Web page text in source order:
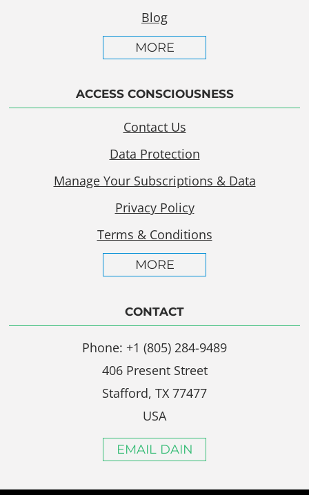
Blog
MORE
ACCESS CONSCIOUSNESS
Contact Us
Data Protection
Manage Your Subscriptions & Data
Privacy Policy
Terms & Conditions
MORE
CONTACT
Phone: +1 (805) 284-9489
406 Present Street
Stafford, TX 77477
USA
EMAIL DAIN